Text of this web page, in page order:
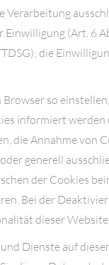
Verarbeitung
Einwilligung (Art. 6
die
so
informiert werden
die Annahme von
generell
der Cookies
Bei der
dieser Website
Dienste auf